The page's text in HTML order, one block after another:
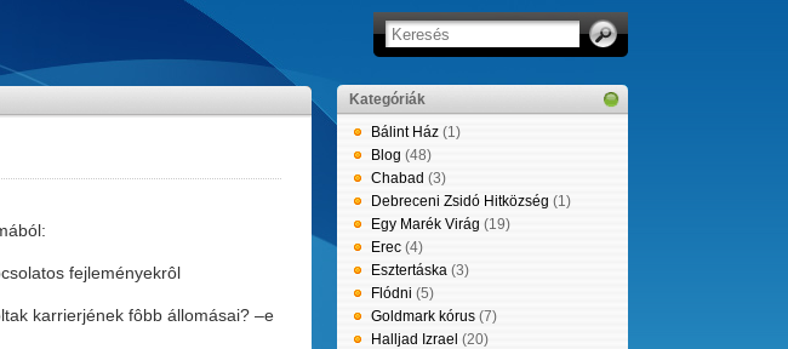
fejleményekrôl
karrierjének fôbb állomásai? –e
Kategóriák
Bálint Ház (1)
Blog (48)
Chabad (3)
Debreceni Zsidó Hitközség (1)
Egy Marék Virág (19)
Erec (4)
Esztertáska (3)
Flódni (5)
Goldmark kórus (7)
Halljad Izrael (20)